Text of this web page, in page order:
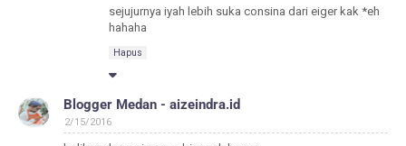
sejujurnya iyah lebih suka consina dari eiger kak *eh
hahaha
Hapus
Blogger Medan - aizeindra.id
2/15/2016